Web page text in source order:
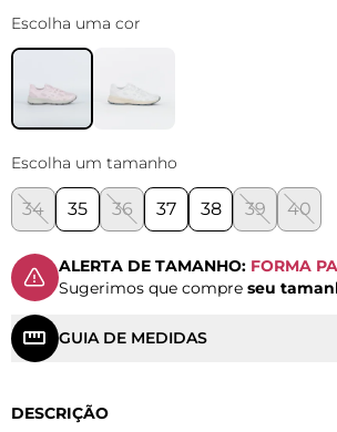
Escolha uma cor
Escolha um tamanho
34 35 36 37 38 39 40
ALERTA DE TAMANHO: FORMA
Sugerimos que compre seu
GUIA DE MEDIDAS
DESCRIÇÃO